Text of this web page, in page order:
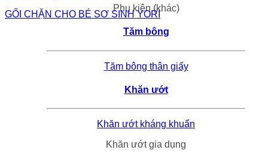
Phụ kiện (khác)
Tăm bông
Tăm bông thân giấy
Khăn ướt
Khăn ướt kháng khuẩn
Khăn ướt gia dụng
GỐI CHẶN CHO BÉ SƠ SINH YORI